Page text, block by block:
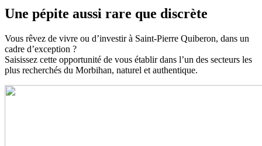
Une pépite aussi rare que discrète
Vous rêvez de vivre ou d’investir à Saint-Pierre Quiberon, dans un
cadre d’exception ?
Saisissez cette opportunité de vous établir dans l’un des secteurs les
plus recherchés du Morbihan, naturel et authentique.